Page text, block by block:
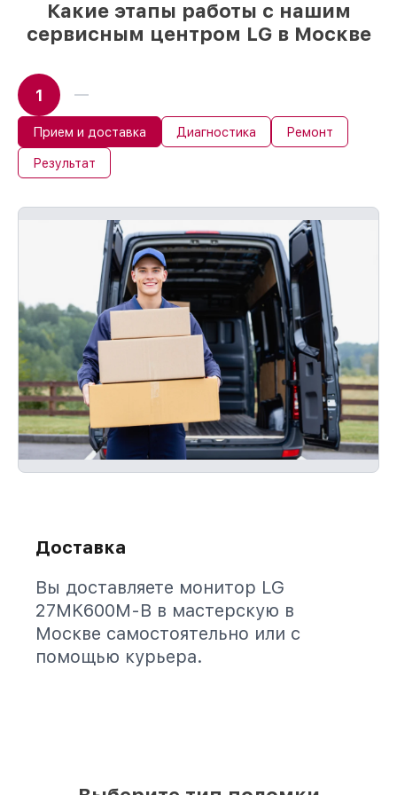
Какие этапы работы с нашим
сервисным центром LG в Москве
1
Прием и доставка Диагностика Ремонт
Результат
Доставка
Вы доставляете монитор LG
27MK600M-B в мастерскую в
Москве самостоятельно или с
помощью курьера.